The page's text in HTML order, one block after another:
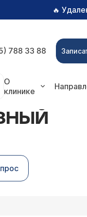
🔥
788 33 88
О
клинике